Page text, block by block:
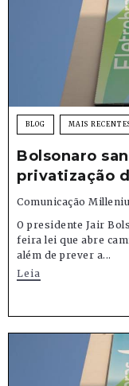
BLOG MAIS
Bolsonaro
privatização
Comunicação
O presidente Jair
feira lei que abre
além de prever a...
Leia